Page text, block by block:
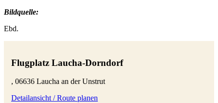
Bildquelle:
Ebd.
Flugplatz Laucha-Dorndorf
, 06636 Laucha an der Unstrut
Detailansicht / Route planen